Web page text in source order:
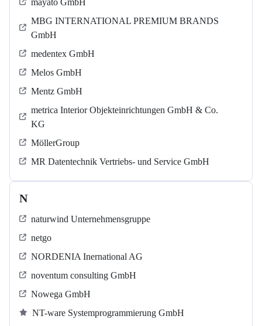
mayato GmbH
MBG INTERNATIONAL PREMIUM BRANDS
GmbH
medentex GmbH
Melos GmbH
Mentz GmbH
metrica Interior Objekteinrichtungen GmbH & Co.
KG
MöllerGroup
MR Datentechnik Vertriebs- und Service GmbH
N
naturwind Unternehmensgruppe
netgo
NORDENIA Inernational AG
noventum consulting GmbH
Nowega GmbH
NT-ware Systemprogrammierung GmbH